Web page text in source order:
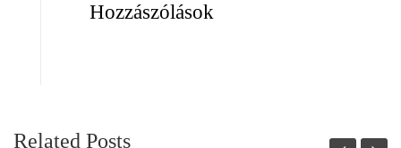
Hozzászólások
Related Posts